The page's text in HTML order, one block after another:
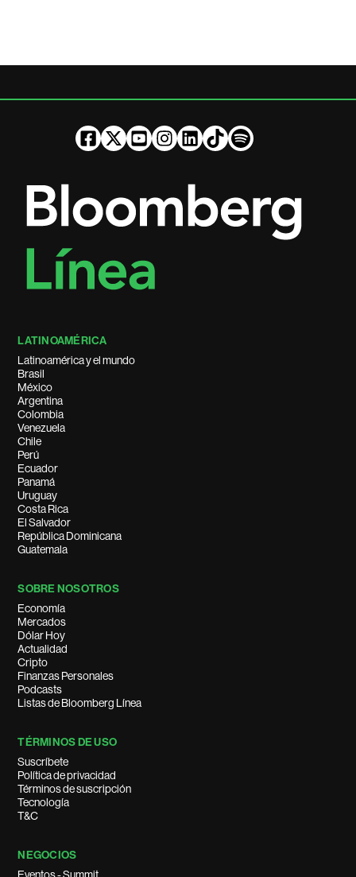
LATINOAMÉRICA
Latinoamérica y el mundo
Brasil
México
Argentina
Colombia
Venezuela
Chile
Perú
Ecuador
Panamá
Uruguay
Costa Rica
El Salvador
República Dominicana
Guatemala
SOBRE NOSOTROS
Economía
Mercados
Dólar Hoy
Actualidad
Cripto
Finanzas Personales
Podcasts
Listas de Bloomberg Línea
TÉRMINOS DE USO
Suscríbete
Política de privacidad
Términos de suscripción
Tecnología
T&C
NEGOCIOS